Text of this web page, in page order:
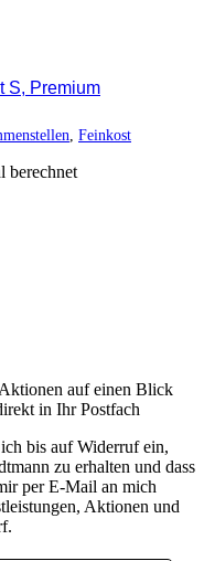
S, Premium
Feinkost
berechnet
auf einen Blick
in Ihr Postfach
bis auf Widerruf ein,
zu erhalten und dass
per E-Mail an mich
Aktionen und